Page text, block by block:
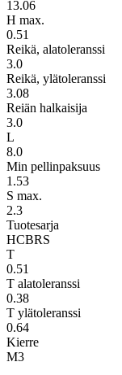
13.06
H max.
0.51
Reikä, alatoleranssi
3.0
Reikä, ylätoleranssi
3.08
Reiän halkaisija
3.0
L
8.0
Min pellinpaksuus
1.53
S max.
2.3
Tuotesarja
HCBRS
T
0.51
T alatoleranssi
0.38
T ylätoleranssi
0.64
Kierre
M3